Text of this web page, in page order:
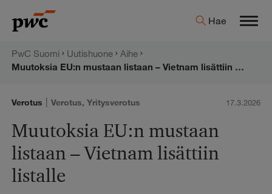
sisältöön
PwC:n
Hae
PwC Suomi Uutishuone
Aihe
Muutoksia EU:n mustaan listaan – Vietnam lisättiin listalle
Verotus | Verotus,Yritysverotus 17.3.2026
Muutoksia EU:n mustaan
listaan – Vietnam lisättiin
listalle